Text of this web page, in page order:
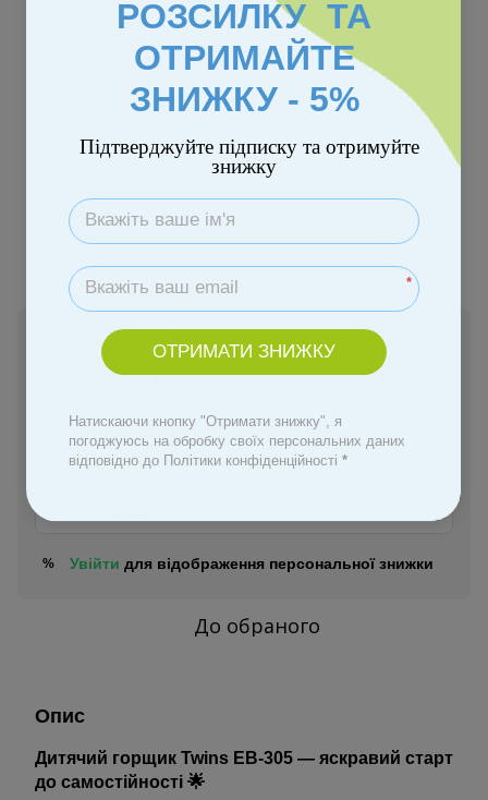
Колір
В наявності
590 грн 990 грн
Купити
% Увійти для відображення персональної знижки
До обраного
Опис
Дитячий горщик Twins EB-305 — яскравий старт
до самостійності 🌟
РОЗСИЛКУ ТА
ОТРИМАЙТЕ
ЗНИЖКУ - 5%
Підтверджуйте підписку та отримуйте
знижку
*
ОТРИМАТИ ЗНИЖКУ
Натискаючи кнопку "Отримати знижку", я
погоджуюсь на обробку своїх персональних даних
відповідно до Політики конфіденційності *